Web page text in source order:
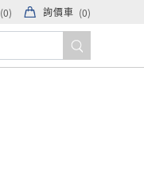
(0) 詢價車 (0)